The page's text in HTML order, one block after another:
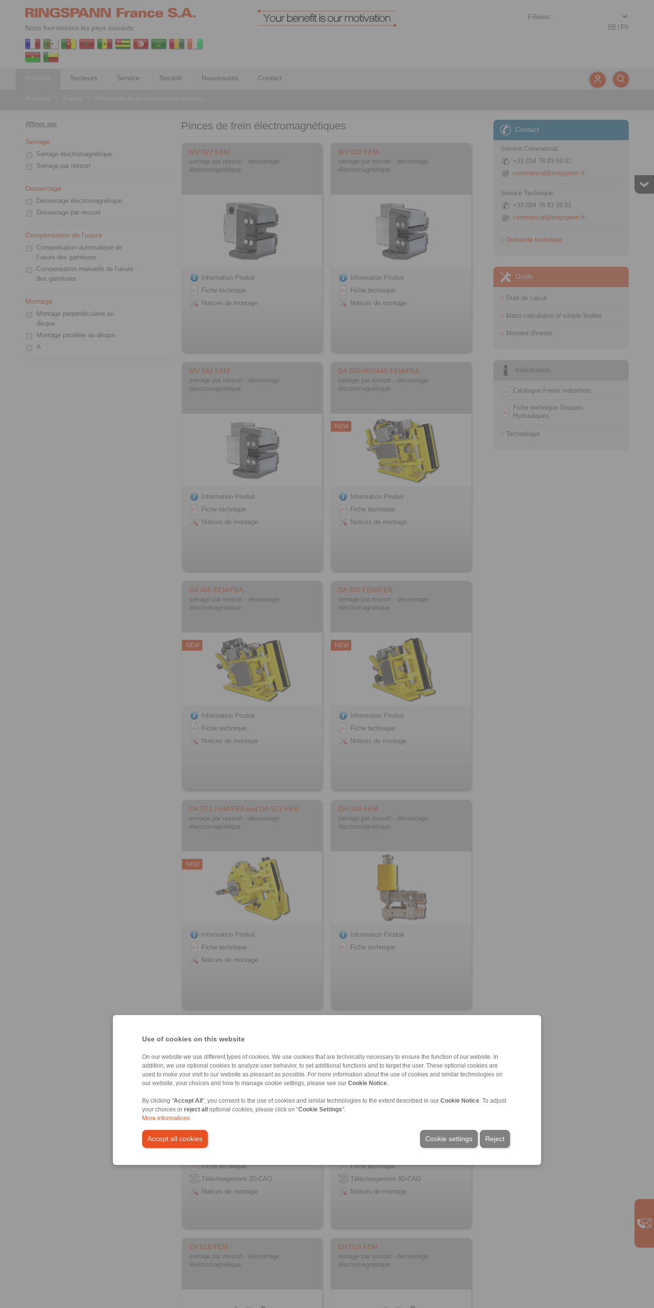
Use of cookies on this website
On our website we use different types of cookies. We use cookies that are technically necessary to ensure the function of our website. In
addition, we use optional cookies to analyze user behavior, to set additional functions and to target the user. These optional cookies are
used to make your visit to our website as pleasant as possible. For more information about the use of cookies and similar technologies on
our website, your choices and how to manage cookie settings, please see our Cookie Notice
By clicking "Accept All ", you consent to the use of cookies and similar technologies to the extent described in our Cookie Notice . To adjust
your choices or reject all optional cookies, please click on "Cookie Settings".
More informations
Accept all cookies Reject
Cookie settings
Nous fournissons les pays suivants: FR EN
Secteurs Service Société Nouveautés Contact
Affiner par
Serrage
Serrage électromagnétique
Serrage par ressort
Desserrage
Desserrage électromagnétique
Desserrage par ressort
Compensation de l'usure
Compensation automatique de
l’usure des garnitures
Compensation manuelle de l’usure
des garnitures
Montage
Montage perpendiculaire au
disque
Montage parallèle au disque
A
Pinces de frein électromagnétiques
MV 022 FEM
serrage par ressort - desserrage
électromagnétique
Information Produit
Fiche technique
Notices de montage
MV 033 FEM
serrage par ressort - desserrage
électromagnétique
Information Produit
Fiche technique
Notices de montage
MV 044 FEM
serrage par ressort - desserrage
électromagnétique
Information Produit
Fiche technique
Notices de montage
DA 505/450/445 FEM/FEA
serrage par ressort - desserrage
électromagnétique
NEW
Information Produit
Fiche technique
Notices de montage
DA 405 FEM/FEA
serrage par ressort - desserrage
électromagnétique
NEW
Information Produit
Fiche technique
Notices de montage
DA 305 FEM/FEA
serrage par ressort - desserrage
électromagnétique
NEW
Information Produit
Fiche technique
Notices de montage
DA ST1 FEM/FEA and DA ST2 FEM
serrage par ressort - desserrage
électromagnétique
NEW
Information Produit
Fiche technique
Notices de montage
DH 034 FEM
serrage par ressort - desserrage
électromagnétique
Information Produit
Fiche technique
serrage par ressort - desserrage
Fiche technique
Téléchargement 3D-CAO
Notices de montage
Fiche technique
Téléchargement 3D-CAO
Notices de montage
EV 018 FEM
serrage par ressort - desserrage
électromagnétique
EH 018 FEM
serrage par ressort - desserrage
électromagnétique
Contact
Service Commercial:
+33 (0)4 78 83 59 01
commercial@ringspann.fr
Service Technique:
+33 (0)4 78 83 59 01
commercial@ringspann.fr
Demande technique
Outils
Outil de calcul
Mass calculation of simple bodies
Moment d'inertie
Information
Catalogue Freins industriels
Fiche technique Groupes
Hydrauliques
Technologie